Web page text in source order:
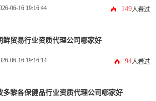
06-16 19:16:44 149人看过
鲜贸易行业资质代理公司哪家好
06-16 19:16:14 94人看过
多黎各保健品行业资质代理公司哪家好